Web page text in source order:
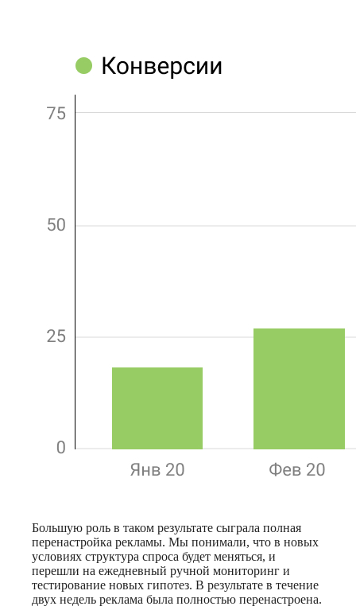
Большую роль в таком результате сыграла полная
перенастройка рекламы. Мы понимали, что в новых
условиях структура спроса будет меняться, и
перешли на ежедневный ручной мониторинг и
тестирование новых гипотез. В результате в течение
двух недель реклама была полностью перенастроена.